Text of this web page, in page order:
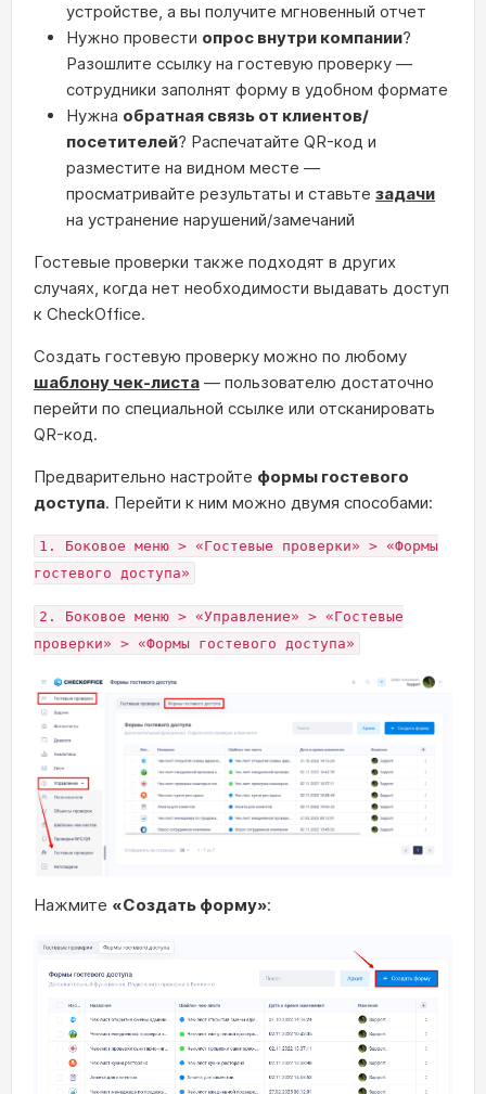
устройстве, а вы получите мгновенный отчет
Нужно провести опрос внутри компании?
Разошлите ссылку на гостевую проверку —
сотрудники заполнят форму в удобном формате
Нужна обратная связь от клиентов/
посетителей? Распечатайте QR-код и
разместите на видном месте —
просматривайте результаты и ставьте задачи
на устранение нарушений/замечаний
Гостевые проверки также подходят в других
случаях, когда нет необходимости выдавать доступ
к CheckOffice.
Создать гостевую проверку можно по любому
шаблону чек-листа — пользователю достаточно
перейти по специальной ссылке или отсканировать
QR-код.
Предварительно настройте формы гостевого
доступа. Перейти к ним можно двумя способами:
1. Боковое меню > «Гостевые проверки» > «Формы
гостевого доступа»
2. Боковое меню > «Управление» > «Гостевые
проверки» > «Формы гостевого доступа»
Нажмите «Создать форму»: